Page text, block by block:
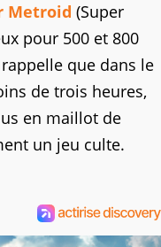
Metroid (Super
pour 500 et 800
que dans le
de trois heures,
en maillot de
un jeu culte.